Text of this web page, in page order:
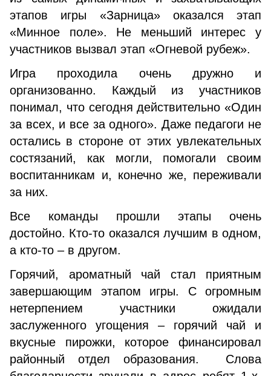
этапов игры «Зарница» оказался этап
«Минное поле». Не меньший интерес у
участников вызвал этап «Огневой рубеж».
Игра проходила очень дружно и
организованно. Каждый из участников
понимал, что сегодня действительно «Один
за всех, и все за одного». Даже педагоги не
остались в стороне от этих увлекательных
состязаний, как могли, помогали своим
воспитанникам и, конечно же, переживали
за них.
Все команды прошли этапы очень
достойно. Кто-то оказался лучшим в одном,
а кто-то – в другом.
Горячий, ароматный чай стал приятным
завершающим этапом игры. С огромным
нетерпением участники ожидали
заслуженного угощения – горячий чай и
вкусные пирожки, которое финансировал
районный отдел образования. Слова